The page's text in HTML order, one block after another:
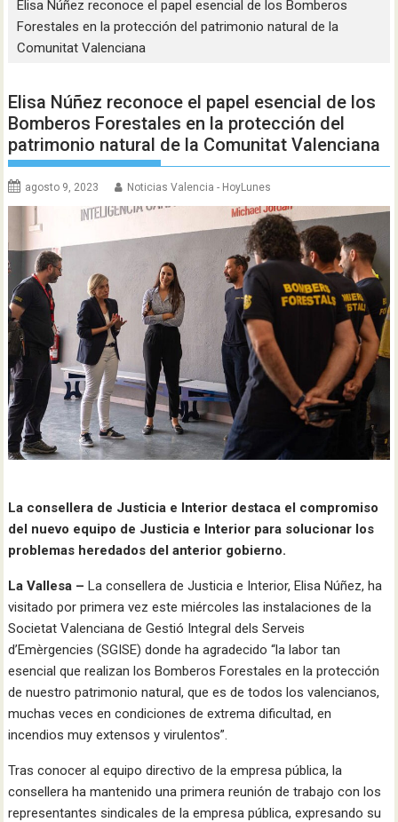
Elisa Núñez reconoce el papel esencial de los Bomberos
Forestales en la protección del patrimonio natural de la
Comunitat Valenciana
Elisa Núñez reconoce el papel esencial de los
Bomberos Forestales en la protección del
patrimonio natural de la Comunitat Valenciana
agosto 9, 2023 Noticias Valencia - HoyLunes
La consellera de Justicia e Interior destaca el compromiso
del nuevo equipo de Justicia e Interior para solucionar los
problemas heredados del anterior gobierno.
La Vallesa –La consellera de Justicia e Interior, Elisa Núñez, ha
visitado por primera vez este miércoles las instalaciones de la
Societat Valenciana de Gestió Integral dels Serveis
d’Emèrgencies (SGISE) donde ha agradecido “la labor tan
esencial que realizan los Bomberos Forestales en la protección
de nuestro patrimonio natural, que es de todos los valencianos,
muchas veces en condiciones de extrema dificultad, en
incendios muy extensos y virulentos”.
Tras conocer al equipo directivo de la empresa pública, la
consellera ha mantenido una primera reunión de trabajo con los
representantes sindicales de la empresa pública, expresando su